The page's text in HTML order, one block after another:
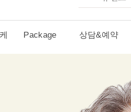
Package 상담&예약